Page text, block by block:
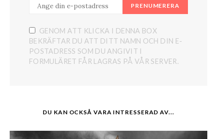
PRENUMERERA
GENOM ATT KLICKA I DENNA BOX
BEKRÄFTAR DU ATT DITT NAMN OCH DIN E-
POSTADRESS SOM DU ANGIVIT I
FORMULÄRET FÅR LAGRAS PÅ VÅR SERVER.
DU KAN OCKSÅ VARA INTRESSERAD AV...